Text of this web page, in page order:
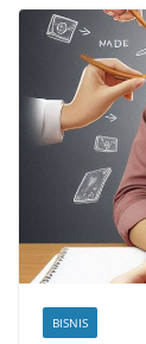
BISNIS